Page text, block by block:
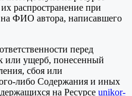
распространение при
на ФИО автора, написавшего
перед
или ущерб, понесенный
сбоя или
либо Содержания и иных
на Ресурсе unikor-